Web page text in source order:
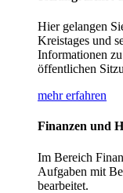
Hier gelangen
Kreistages und
Informationen
öffentlichen
mehr erfahren
Finanzen und
Im Bereich
Aufgaben mit
bearbeitet.